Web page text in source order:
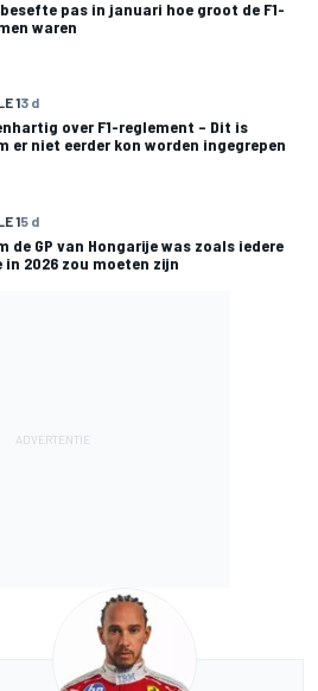
pas in januari hoe groot de F1-
waren
13 d
over F1-reglement – Dit is
er niet eerder kon worden ingegrepen
15 d
de GP van Hongarije was zoals iedere
in 2026 zou moeten zijn